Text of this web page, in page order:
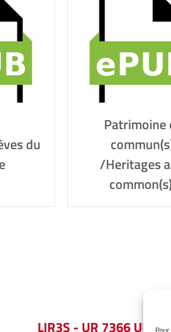
du
Patrimoine
/Heritages
LIR3S - UR 7366 UBE